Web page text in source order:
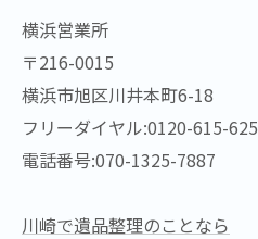
横浜営業所
〒216-0015
横浜市旭区川井本町6-18
フリーダイヤル:0120-615-625
電話番号:070-1325-7887
川崎で遺品整理のことなら